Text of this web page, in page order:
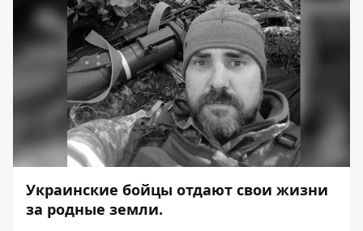
Украинские бойцы отдают свои жизни
за родные земли.